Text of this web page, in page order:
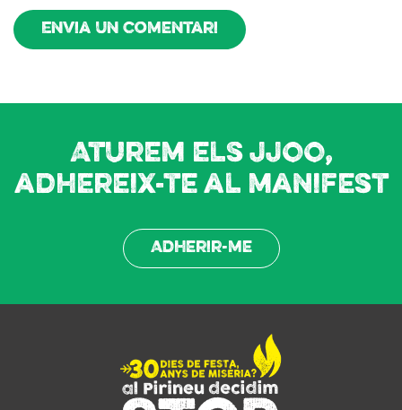
Envia un comentari
Aturem els JJOO,
adhereix-te al manifest
Adherir-me